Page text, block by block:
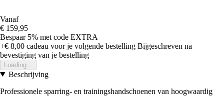
Vanaf
€ 159,95
Bespaar 5% met code EXTRA
+€ 8,00 cadeau voor je volgende bestelling Bijgeschreven na
bevestiging van je bestelling
Loading...
Beschrijving
Professionele sparring- en trainingshandschoenen van hoogwaardig